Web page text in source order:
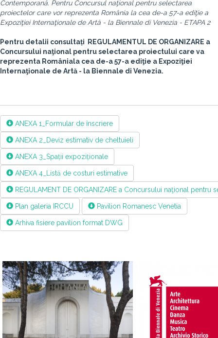
Contemporană. Pentru Concursul naţional pentru selectarea
proiectelor care vor reprezenta România la cea de-a 57-a ediţie a
Expoziţiei Internaţionale de Artă - la Biennale di Venezia - ETAPA 2
Pentru detalii consultați REGULAMENTUL DE ORGANIZARE a
Concursului naţional pentru selectarea proiectului care va
reprezenta Româniala cea de-a 57-a ediţie a Expoziţiei
Internaţionale de Artă - la Biennale di Venezia.
ANEXA 1_Formular de înscriere
ANEXA 2_Deviz estimativ de cheltuieli
ANEXA 3_Spații expoziționale
ANEXA 4_Listă de costuri estimative
REGULAMENT DE ORGANIZARE a Concursului naţional
Plan galeria IRCCU Pavilion Romanesc Venetia
Arhiva fisiere pavilion format DWG